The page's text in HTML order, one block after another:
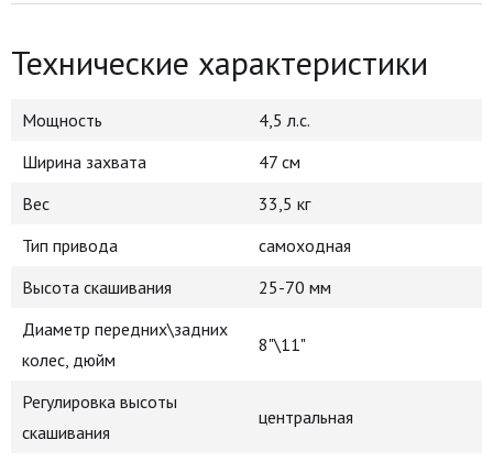
Технические характеристики
Мощность
4,5 л.с.
Ширина захвата
47 см
Вес
33,5 кг
Тип привода
самоходная
Высота скашивания
25-70 мм
Диаметр передних\задних
колес, дюйм
8"\11"
Регулировка высоты
скашивания
центральная